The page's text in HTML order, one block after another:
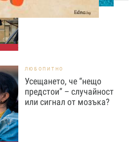
ЛЮБОПИТНО
Усещането, че “нещо
предстои” – случайност
или сигнал от мозъка?